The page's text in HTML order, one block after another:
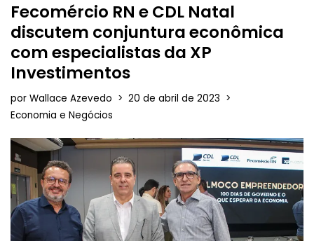
Fecomércio RN e CDL Natal
discutem conjuntura econômica
com especialistas da XP
Investimentos
por Wallace Azevedo
20 de abril de 2023
Economia e Negócios